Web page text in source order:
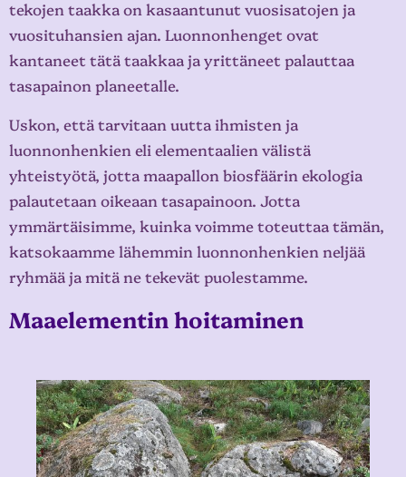
tekojen taakka on kasaantunut vuosisatojen ja
vuosituhansien ajan. Luonnonhenget ovat
kantaneet tätä taakkaa ja yrittäneet palauttaa
tasapainon planeetalle.
Uskon, että tarvitaan uutta ihmisten ja
luonnonhenkien eli elementaalien välistä
yhteistyötä, jotta maapallon biosfäärin ekologia
palautetaan oikeaan tasapainoon. Jotta
ymmärtäisimme, kuinka voimme toteuttaa tämän,
katsokaamme lähemmin luonnonhenkien neljää
ryhmää ja mitä ne tekevät puolestamme.
Maaelementin hoitaminen